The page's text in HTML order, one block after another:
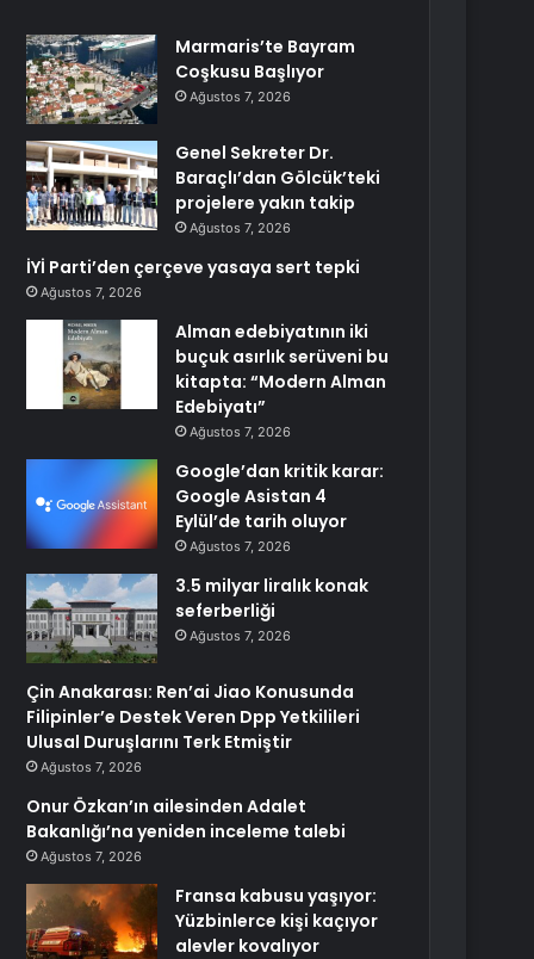
Marmaris’te Bayram
Coşkusu Başlıyor
Ağustos 7, 2026
Genel Sekreter Dr.
Baraçlı’dan Gölcük’teki
projelere yakın takip
Ağustos 7, 2026
İYİ Parti’den çerçeve yasaya sert tepki
Ağustos 7, 2026
Alman edebiyatının iki
buçuk asırlık serüveni bu
kitapta: “Modern Alman
Edebiyatı”
Ağustos 7, 2026
Google’dan kritik karar:
Google Asistan 4
Eylül’de tarih oluyor
Ağustos 7, 2026
3.5 milyar liralık konak
seferberliği
Ağustos 7, 2026
Çin Anakarası: Ren’ai Jiao Konusunda
Filipinler’e Destek Veren Dpp Yetkilileri
Ulusal Duruşlarını Terk Etmiştir
Ağustos 7, 2026
Onur Özkan’ın ailesinden Adalet
Bakanlığı’na yeniden inceleme talebi
Ağustos 7, 2026
Fransa kabusu yaşıyor:
Yüzbinlerce kişi kaçıyor
alevler kovalıyor